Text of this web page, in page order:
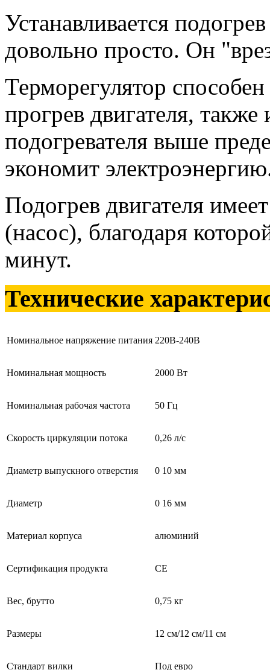
Устанавливается
довольно просто. Он
Терморегулятор
прогрев двигателя, также
подогревателя выше
экономит
Подогрев двигателя
(насос), благодаря
минут.
Технические
Номинальное напряжение питания 220В-240В
Номинальная мощность 2000 Вт
Номинальная рабочая частота 50 Гц
Скорость циркуляции потока 0,26 л/с
Диаметр выпускного отверстия 0 10 мм
Диаметр 0 16 мм
Материал корпуса алюминий
Сертификация продукта СЕ
Вес, брутто 0,75 кг
Размеры 12 см/12 см/11 см
Стандарт вилки Под евро